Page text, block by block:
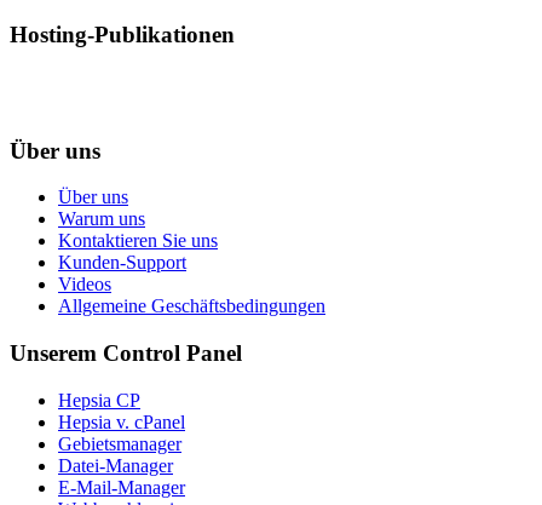
Hosting-Publikationen
Über uns
Über uns
Warum uns
Kontaktieren Sie uns
Kunden-Support
Videos
Allgemeine Geschäftsbedingungen
Unserem Control Panel
Hepsia CP
Hepsia v. cPanel
Gebietsmanager
Datei-Manager
E-Mail-Manager